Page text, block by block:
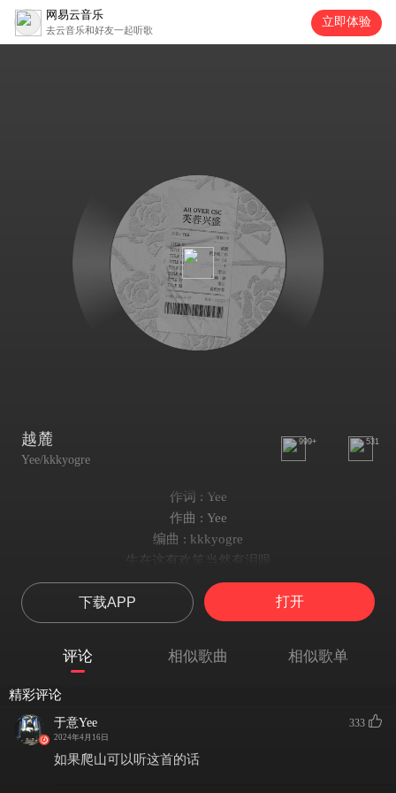
网易云音乐
去云音乐和好友一起听歌
立即体验
越麓
Yee/kkkyogre
999+ 531
作词 : Yee
作曲 : Yee
编曲 : kkkyogre
生在这有欢笑当然有泪眼
Struggle in my life
兄弟不分贵贱
逃离痛苦感受
触底反弹我们不用缓冲
地下广播在覆盖
下载APP 打开
评论 相似歌曲 相似歌单
精彩评论
于意Yee
2024年4月16日
333
如果爬山可以听这首的话